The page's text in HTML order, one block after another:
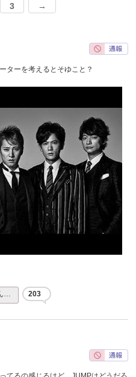
3 →
ターを考えるとそゆこと？
… 203